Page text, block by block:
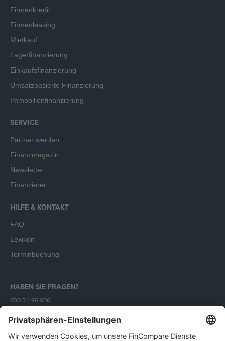
Firmenkredit
Firmenleasing
Mietkauf
Lagerfinanzierung
Einkaufsfinanzierung
Umsatzbasierte Finanzierung
Immobilienfinanzierung
SERVICE
Partner werden
Finanzmagazin
Newsletter
Finanzierer
HILFE & KONTAKT
FAQ
Lexikon
Terminbuchung
HABEN SIE FRAGEN?
030 311 96 000
Mo - Fr (9 - 18 Uhr)